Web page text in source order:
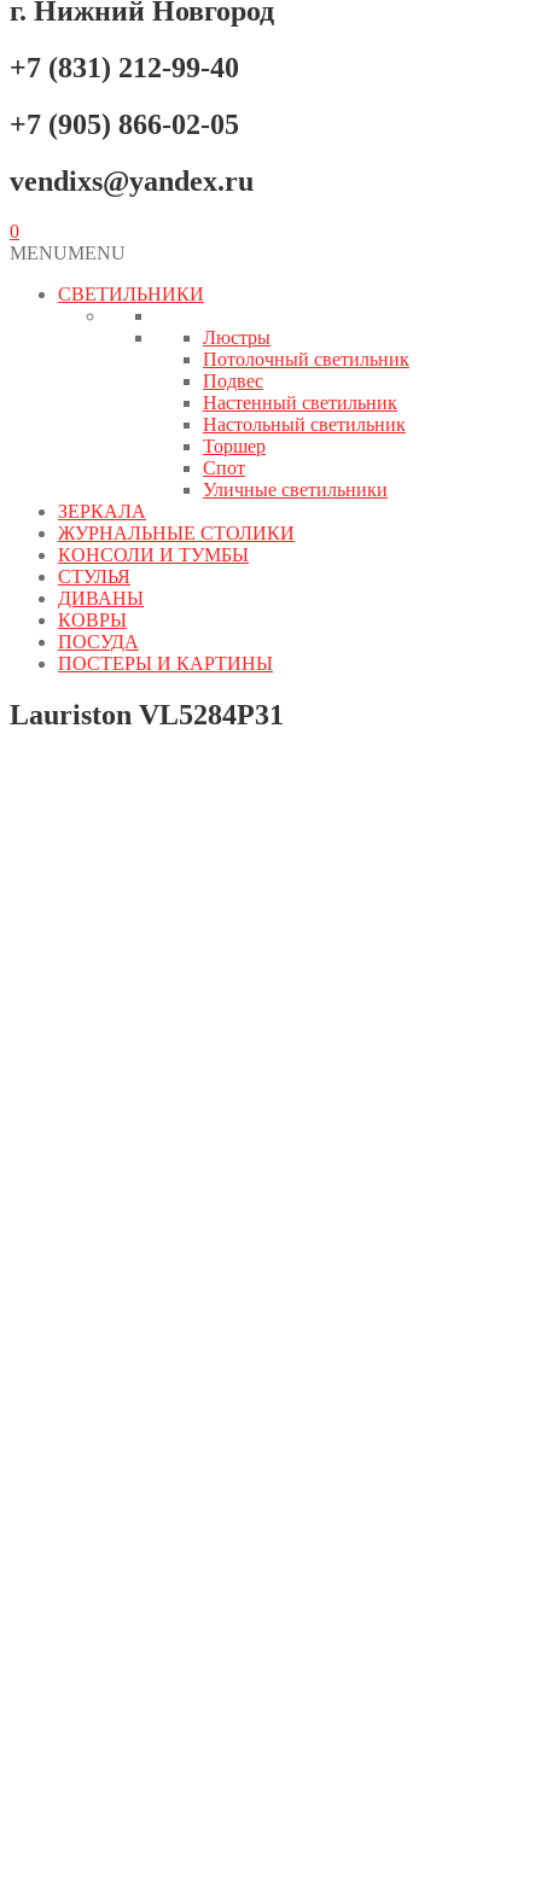
г. Нижний Новгород
+7 (831) 212-99-40
+7 (905) 866-02-05
vendixs@yandex.ru
0
MENUMENU
СВЕТИЛЬНИКИ
Люстры
Потолочный светильник
Подвес
Настенный светильник
Настольный светильник
Торшер
Спот
Уличные светильники
ЗЕРКАЛА
ЖУРНАЛЬНЫЕ СТОЛИКИ
КОНСОЛИ И ТУМБЫ
СТУЛЬЯ
ДИВАНЫ
КОВРЫ
ПОСУДА
ПОСТЕРЫ И КАРТИНЫ
Lauriston VL5284P31